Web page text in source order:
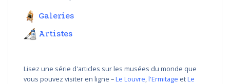
Galeries
Artistes
Lisez une série d'articles sur les musées du monde que
vous pouvez visiter en ligne –Le Louvre,l'Ermitage etLe